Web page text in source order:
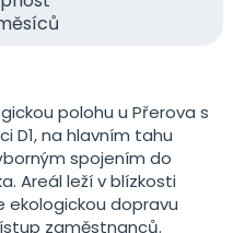
polohu u Přerova s
D1, na hlavním tahu
spojením do
Areál leží v blízkosti
ekologickou dopravu
zaměstnanců.